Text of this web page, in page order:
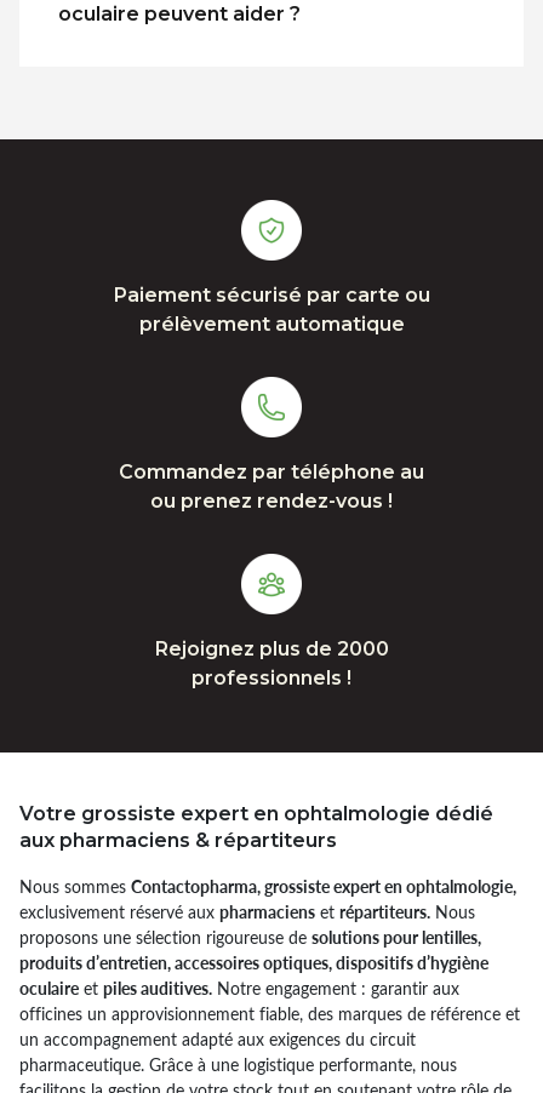
oculaire peuvent aider ?
Paiement sécurisé par carte ou
prélèvement automatique
Commandez par téléphone au
ou prenez rendez-vous !
Rejoignez plus de 2000
professionnels !
Votre grossiste expert en ophtalmologie dédié
aux pharmaciens & répartiteurs
Nous sommes Contactopharma, grossiste expert en ophtalmologie,
exclusivement réservé aux pharmaciens et répartiteurs. Nous
proposons une sélection rigoureuse de solutions pour lentilles,
produits d’entretien, accessoires optiques, dispositifs d’hygiène
oculaire et piles auditives. Notre engagement : garantir aux
officines un approvisionnement fiable, des marques de référence et
un accompagnement adapté aux exigences du circuit
pharmaceutique. Grâce à une logistique performante, nous